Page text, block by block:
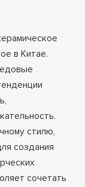
в Китае.
стилю,
создания
сочетать